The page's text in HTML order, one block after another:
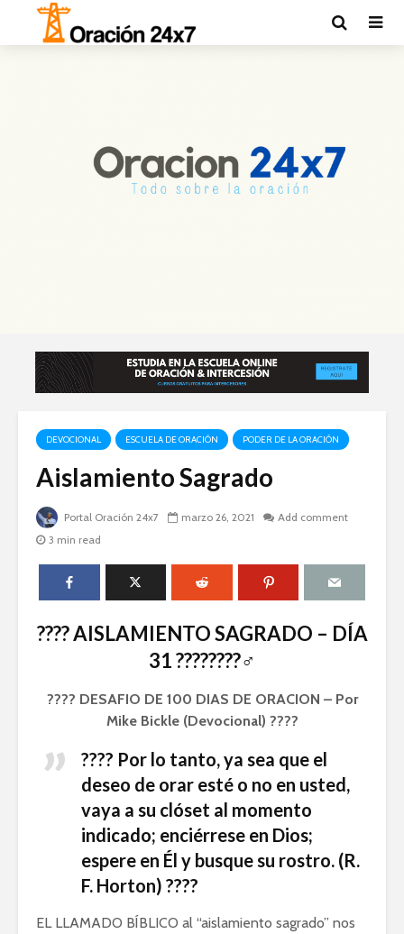
DEVOCIONAL ESCUELA DE ORACIÓN PODER DE LA ORACIÓN
Aislamiento Sagrado
Portal Oración 24x7 marzo 26, 2021
Add comment
3 min read
????️ AISLAMIENTO SAGRADO – DÍA
31 ????????‍♂️
???? DESAFIO DE 100 DIAS DE ORACION – Por
Mike Bickle (Devocional) ????
???? Por lo tanto, ya sea que el
deseo de orar esté o no en usted,
vaya a su clóset al momento
indicado; enciérrese en Dios;
espere en Él y busque su rostro. (R.
F. Horton) ????
EL LLAMADO BÍBLICO al “aislamiento sagrado” nos